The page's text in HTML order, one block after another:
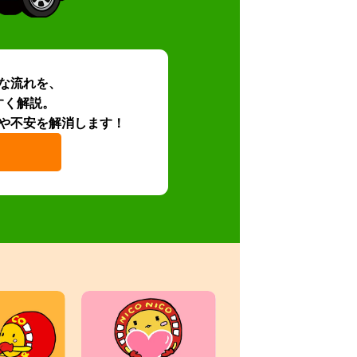
流れを、
解説。
不安を解消します！